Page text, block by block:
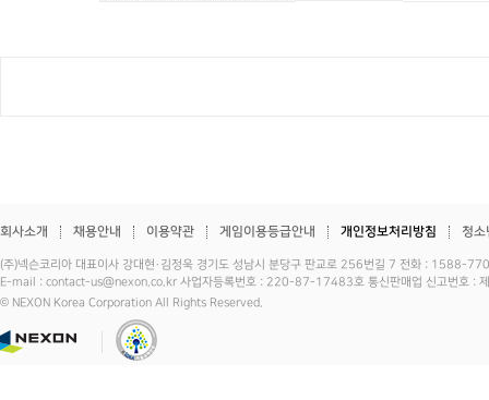
회사소개 채용안내 이용약관 게임이용등급안내 개인정보처리방침 청소
(주)넥슨코리아 대표이사 강대현·김정욱 경기도 성남시 분당구 판교로 256번길 7 전화 :
E-mail : contact-us@nexon.co.kr 사업자등록번호 : 220-87-17483호 통신판매업 신고번호 :
© NEXON Korea Corporation All Rights Reserved.